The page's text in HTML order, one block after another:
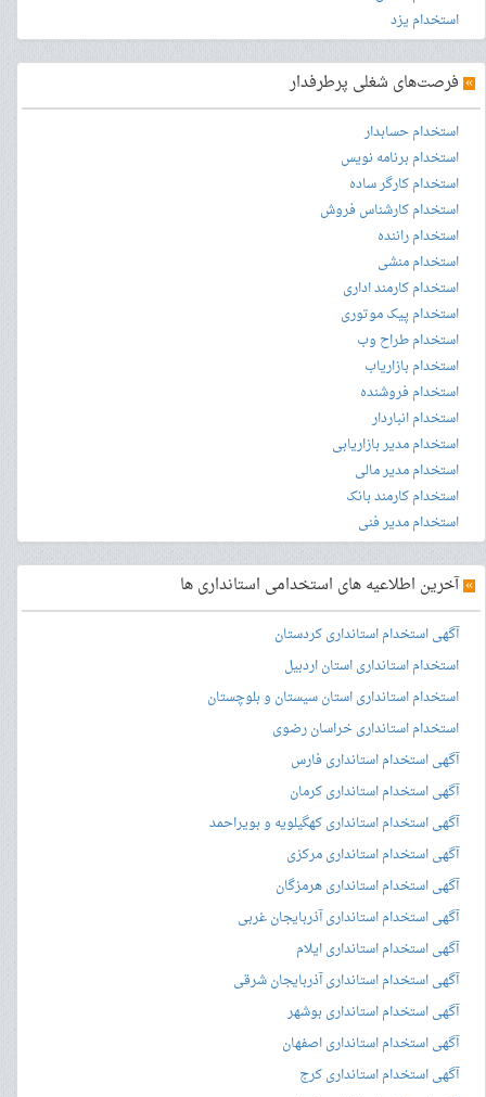
استخدام یزد
» فرصت‌های شغلی پرطرفدار
استخدام حسابدار
استخدام برنامه نویس
استخدام کارگر ساده
استخدام کارشناس فروش
استخدام راننده
استخدام منشی
استخدام کارمند اداری
استخدام پیک موتوری
استخدام طراح وب
استخدام بازاریاب
استخدام فروشنده
استخدام انباردار
استخدام مدیر بازاریابی
استخدام مدیر مالی
استخدام کارمند بانک
استخدام مدیر فنی
»آخرین اطلاعیه های استخدامی استانداری ها
آگهی استخدام استانداری کردستان
استخدام استانداری استان اردبیل
استخدام استانداری استان سیستان و بلوچستان
استخدام استانداری خراسان رضوی
آگهی استخدام استانداری فارس
آگهی استخدام استانداری کرمان
آگهی استخدام استانداری کهگیلویه و بویراحمد
آگهی استخدام استانداری مرکزی
آگهی استخدام استانداری هرمزگان
آگهی استخدام استانداری آذربایجان غربی
آگهی استخدام استانداری ایلام
آگهی استخدام استانداری آذربایجان شرقی
آگهی استخدام استانداری بوشهر
آگهی استخدام استانداری اصفهان
آگهی استخدام استانداری کرج